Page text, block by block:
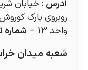
آدرس : خیابان
روبروی پارک
واحد ۱۳ –
شعبه میدان